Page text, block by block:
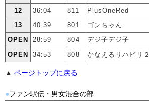
12
36:04 811
PlusOneRed
13
40:39 801
ゴンちゃん
OPEN
28:59 804
デジ子デジ子
OPEN
34:53 808 かなえるリハビリ２
▲ ページトップに戻る
●ファン駅伝・男女混合の部